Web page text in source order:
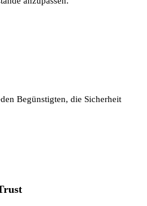
Begünstigten, die Sicherheit